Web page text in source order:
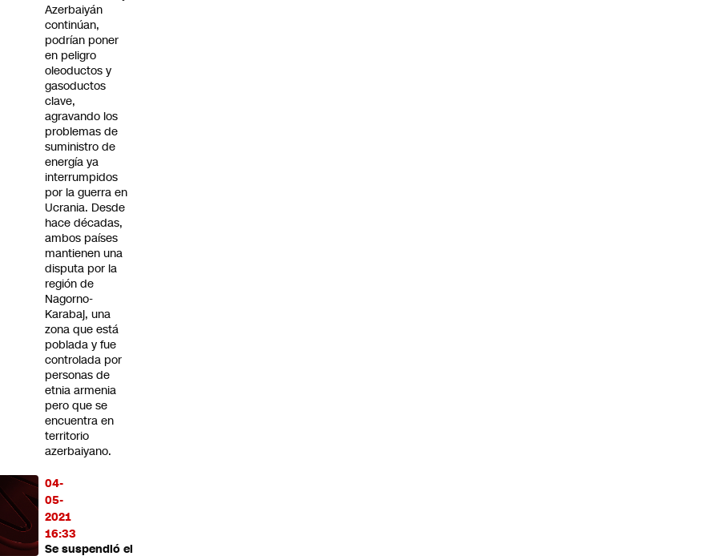
Azerbaiyán
continúan,
podrían poner
en peligro
oleoductos y
gasoductos
clave,
agravando los
problemas de
suministro de
energía ya
interrumpidos
por la guerra en
Ucrania. Desde
hace décadas,
ambos países
mantienen una
disputa por la
región de
Nagorno-
Karabaj, una
zona que está
poblada y fue
controlada por
personas de
etnia armenia
pero que se
encuentra en
territorio
azerbaiyano.
04-
05-
2021
16:33
Se suspendió el